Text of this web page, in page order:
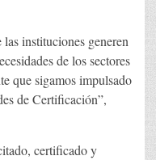
instituciones generen
de los sectores
que sigamos impulsado
de Certificación”,
certificado y